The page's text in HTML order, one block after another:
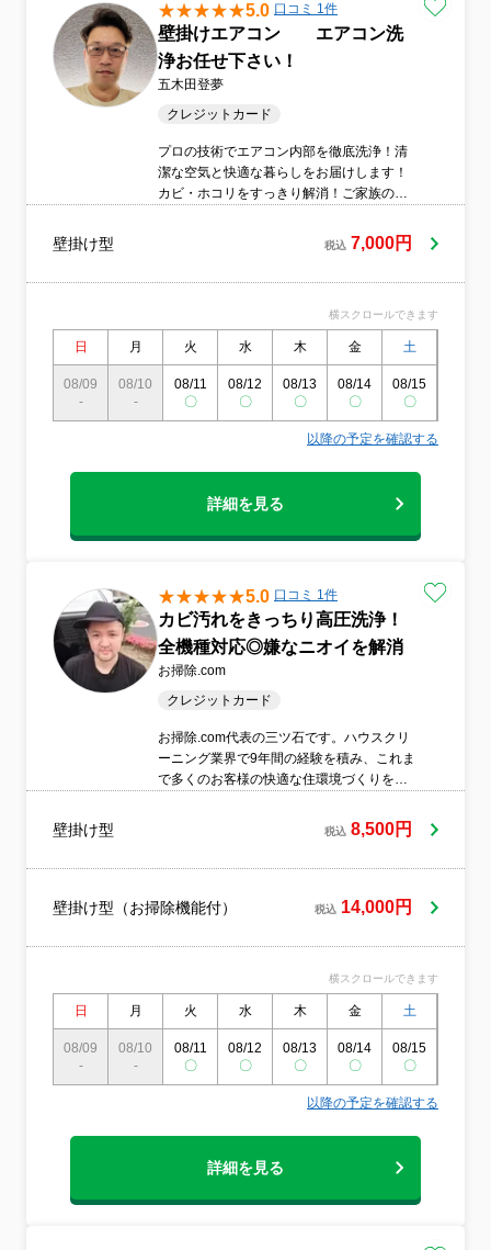
5.0 口コミ 1件
壁掛けエアコン エアコン洗
浄お任せ下さい！
五木田登夢
クレジットカード
プロの技術でエアコン内部を徹底洗浄！清
潔な空気と快適な暮らしをお届けします！
カビ・ホコリをすっきり解消！ご家族の健
代節約にもつながる高品質クリーニング！
効率的で安心のサービスをぜひご利用くだ
壁掛け型 税込 7,000円
横スクロールできます
日 月 火 水 木 金 土
08/09
-
08/10
-
08/11
〇
08/12
〇
08/13
〇
08/14
〇
08/15
〇
以降の予定を確認する
詳細を見る
5.0 口コミ 1件
カビ汚れをきっちり高圧洗浄！
全機種対応◎嫌なニオイを解消
お掃除.com
クレジットカード
お掃除.com代表の三ツ石です。ハウスクリ
ーニング業界で9年間の経験を積み、これま
で多くのお客様の快適な住環境づくりをお
機・キッチンなど幅広い分野に対応し、年
間1,000件以上の施工実績がございます。豊
しいクリーニングを行っており、小さなお
方にも安心してご利用いただけます。作業
いに傷や汚れがつかないよう細心の注意を
払っております。さらに、万が一に備えて
損害保険にも加入しておりますので、安心
してお任せください。プロとしての責任と
真心をもって、お客様の大切な「お家」を
けることで、信頼され選ばれる存在であり
たいと考えております。ご不明点や気にな
相談ください。お一人おひとりのご要望に
寄り添い、最適なプランをご提案いたしま
壁掛け型 税込 8,500円
壁掛け型（お掃除機能付） 税込 14,000円
横スクロールできます
日 月 火 水 木 金 土
08/09
-
08/10
-
08/11
〇
08/12
〇
08/13
〇
08/14
〇
08/15
〇
以降の予定を確認する
詳細を見る